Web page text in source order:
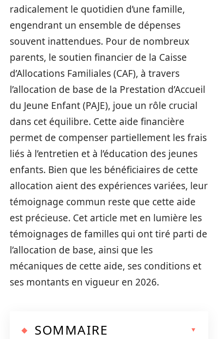
radicalement le quotidien d’une famille,
engendrant un ensemble de dépenses
souvent inattendues. Pour de nombreux
parents, le soutien financier de la Caisse
d’Allocations Familiales (CAF), à travers
l’allocation de base de la Prestation d’Accueil
du Jeune Enfant (PAJE), joue un rôle crucial
dans cet équilibre. Cette aide financière
permet de compenser partiellement les frais
liés à l’entretien et à l’éducation des jeunes
enfants. Bien que les bénéficiaires de cette
allocation aient des expériences variées, leur
témoignage commun reste que cette aide
est précieuse. Cet article met en lumière les
témoignages de familles qui ont tiré parti de
l’allocation de base, ainsi que les
mécaniques de cette aide, ses conditions et
ses montants en vigueur en 2026.
SOMMAIRE